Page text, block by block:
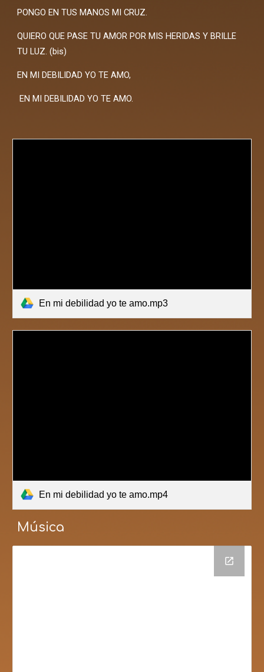
PONGO EN TUS MANOS MI CRUZ.
QUIERO QUE PASE TU AMOR POR MIS HERIDAS Y BRILLE
TU LUZ. (bis)
EN MI DEBILIDAD YO TE AMO,
EN MI DEBILIDAD YO TE AMO.
En mi debilidad yo te amo.mp3
En mi debilidad yo te amo.mp4
Música